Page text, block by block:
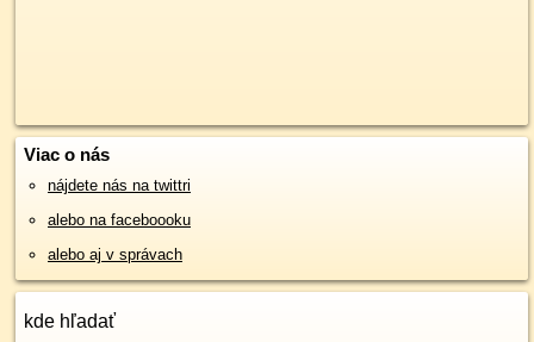
Viac o nás
nájdete nás na twittri
alebo na faceboooku
alebo aj v správach
kde hľadať